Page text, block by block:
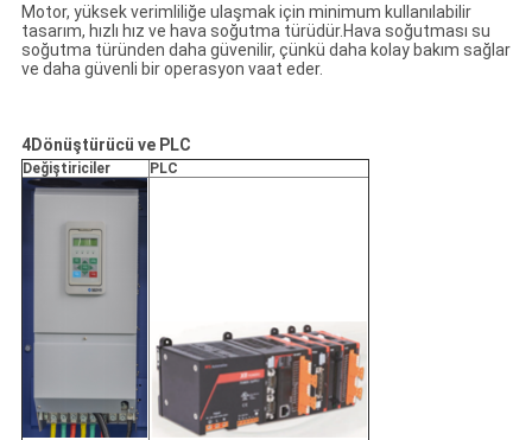
Motor, yüksek verimliliğe ulaşmak için minimum kullanılabilir
tasarım, hızlı hız ve hava soğutma türüdür.Hava soğutması su
soğutma türünden daha güvenilir, çünkü daha kolay bakım sağlar
ve daha güvenli bir operasyon vaat eder.
4Dönüştürücü ve PLC
Değiştiriciler PLC